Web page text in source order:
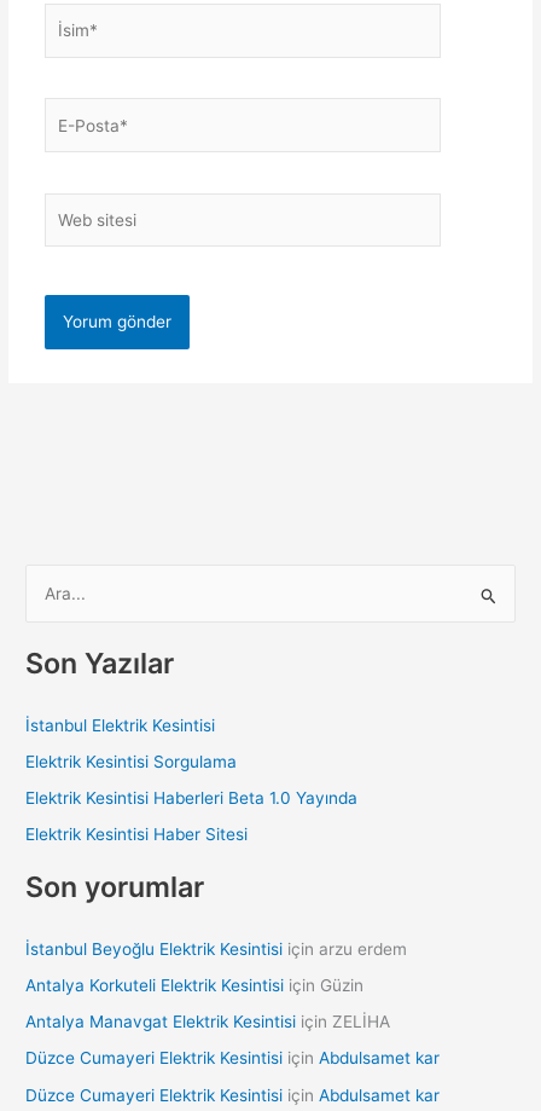
Posta*
sitesi
r
o
r
Son Yazılar
İstanbul Elektrik Kesintisi
Elektrik Kesintisi Sorgulama
Elektrik Kesintisi Haberleri Beta 1.0 Yayında
Elektrik Kesintisi Haber Sitesi
Son yorumlar
İstanbul Beyoğlu Elektrik Kesintisi içinarzu erdem
Antalya Korkuteli Elektrik Kesintisi için Güzin
Antalya Manavgat Elektrik Kesintisi için ZELİHA
Düzce Cumayeri Elektrik Kesintisi içinAbdulsamet kar
Düzce Cumayeri Elektrik Kesintisi içinAbdulsamet kar